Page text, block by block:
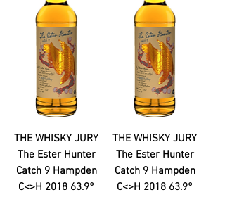
THE WHISKY JURY
The Ester Hunter
Catch 9 Hampden
C<>H 2018 63.9°
THE WHISKY JURY
The Ester Hunter
Catch 9 Hampden
C<>H 2018 63.9°